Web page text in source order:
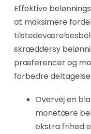
Effektive
at maksimere
skræddersy
præferencer og
forbedre
Overvej en
monetære
ekstra frihed